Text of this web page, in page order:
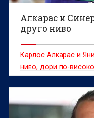
Алкарас и
друго ниво
Карлос Алкарас и
ниво, дори по-
поколение, по
Откритото
според множество
Гарос", пише